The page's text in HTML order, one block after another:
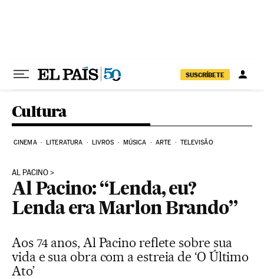
SUSCRÍBETE
Cultura
CINEMA LITERATURA LIVROS MÚSICA ARTE TELEVISÃO
AL PACINO
Al Pacino: “Lenda, eu?
Lenda era Marlon Brando”
Aos 74 anos, Al Pacino reflete sobre sua
vida e sua obra com a estreia de ‘O Último
Ato’